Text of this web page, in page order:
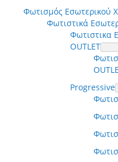
Φωτισμός Εσωτερικού
Φωτιστικά
Φωτιστικα
OUTLET
Progressive